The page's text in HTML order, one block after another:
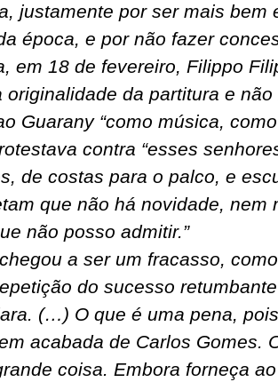
justamente por ser mais bem
época, e por não fazer
em 18 de fevereiro, Filippo
originalidade da partitura e
Guarany “como música,
contra “esses
de costas para o palco, e
que não há novidade,
não posso admitir.”
a ser um fracasso,
do sucesso
(…) O que é uma pena,
acabada de Carlos Gomes.
coisa. Embora forneça